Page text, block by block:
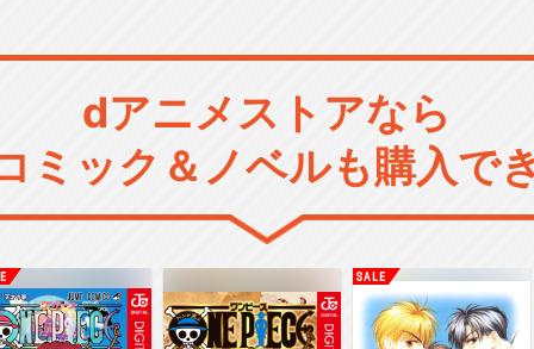
dアニメストアなら
ミック＆ノベルも購入で